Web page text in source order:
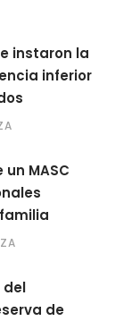
instaron la
inferior
MASC
del
de